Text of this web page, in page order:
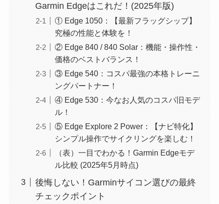
Garmin Edgeはこれだ！(2025年版)
① Edge 1050：【最新フラッグシップ】
究極の性能と体験を！
② Edge 840 / 840 Solar：機能・操作性・
価格のベストバランス！
③ Edge 540：コスパ最強の本格トレーニ
ングパートナー！
④ Edge 530：今なお人気のコスパ旧モデ
ル！
⑤ Edge Explore 2 Power：【ナビ特化】
シンプル操作でサイクリングを楽しむ！
（表）一目でわかる！Garmin Edgeモデ
ル比較 (2025年5月時点)
後悔しない！Garminサイコン選びの最終
チェックポイント